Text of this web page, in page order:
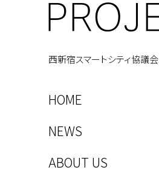
西新宿スマートシティ協議会
HOME
NEWS
ABOUT US